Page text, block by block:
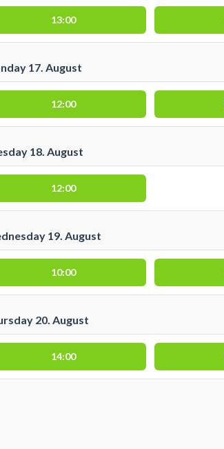
13:00
17. August
12:00
18. August
12:00
19. August
10:00
20. August
14:00